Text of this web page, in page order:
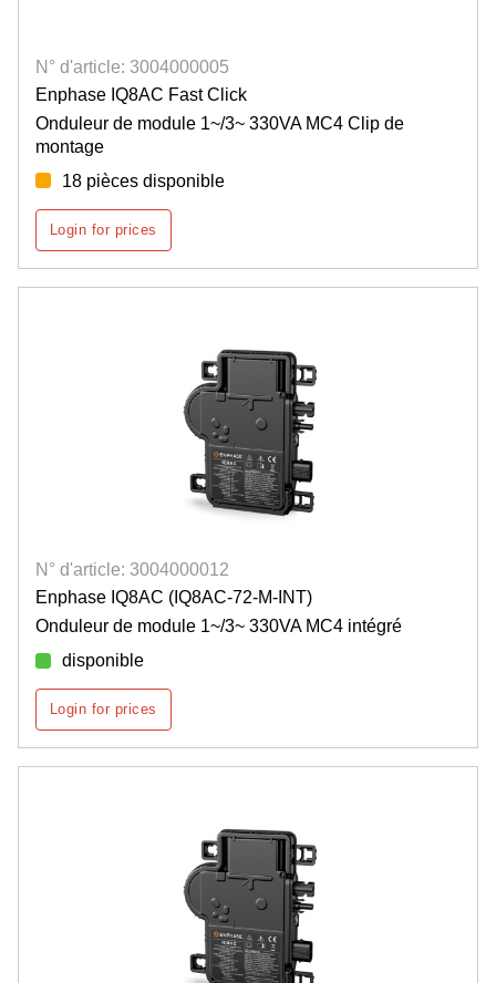
N° d'article: 3004000005
Enphase IQ8AC Fast Click
Onduleur de module 1~/3~ 330VA MC4 Clip de
montage
18 pièces disponible
Login for prices
N° d'article: 3004000012
Enphase IQ8AC (IQ8AC-72-M-INT)
Onduleur de module 1~/3~ 330VA MC4 intégré
disponible
Login for prices